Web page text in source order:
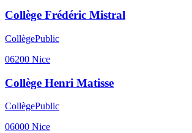
Collège Frédéric Mistral
CollègePublic
06200 Nice
Collège Henri Matisse
CollègePublic
06000 Nice